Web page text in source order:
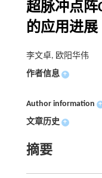
超脉冲点阵
的应用进展
李文卓, 欧阳华伟
作者信息 +
Author information +
文章历史 +
摘要